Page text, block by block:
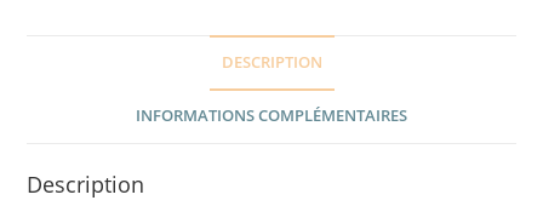
DESCRIPTION
INFORMATIONS COMPLÉMENTAIRES
Description